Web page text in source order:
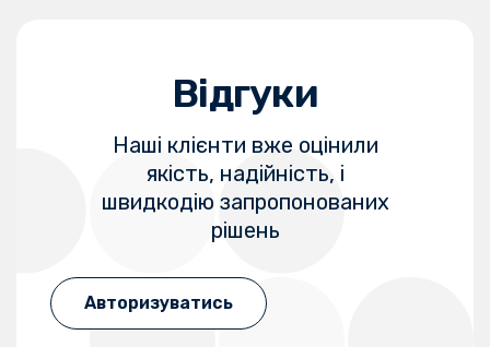
Відгуки
Наші клієнти вже оцінили
якість, надійність, і
швидкодію запропонованих
рішень
Авторизуватись